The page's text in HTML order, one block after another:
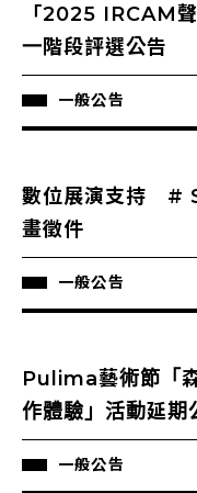
「2025 IRCAM
一階段評選公告
一般公告
數位展演支持 #
畫徵件
一般公告
Pulima藝術節「
作體驗」活動延期
一般公告